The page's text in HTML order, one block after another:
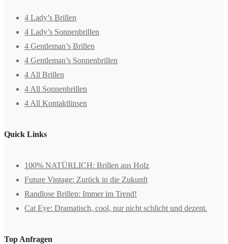
4 Lady’s Brillen
4 Lady’s Sonnenbrillen
4 Gentleman’s Brillen
4 Gentleman’s Sonnenbrillen
4 All Brillen
4 All Sonnenbrillen
4 All Kontaktlinsen
Quick Links
100% NATÜRLICH: Brillen aus Holz
Future Vintage: Zurück in die Zukunft
Randlose Brillen: Immer im Trend!
Cat Eye: Dramatisch, cool, nur nicht schlicht und dezent.
Top Anfragen